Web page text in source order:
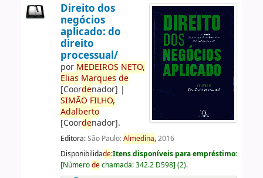
Direito dos
negócios
aplicado: do
direito
processual/
por MEDEIROS NETO,
Elias Marques de
[Coordenador] |
SIMÃO FILHO,
Adalberto
[Coordenador].
Editora:São Paulo:Almedina,2016
Disponibilidade:Itens disponíveis para empréstimo:
[Númerodechamada:342.2 D598] (2).